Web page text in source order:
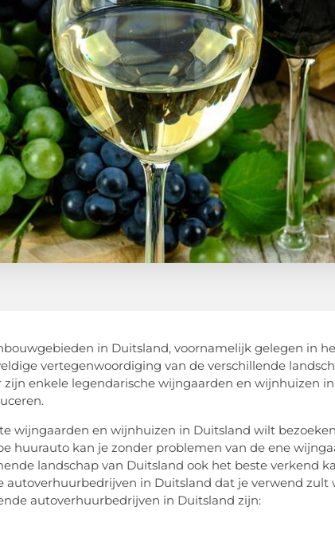
in Duitsland, voornamelijk gelegen in
vertegenwoordiging van de verschillende
zijn enkele legendarische wijngaarden en wijnhuizen
wijngaarden en wijnhuizen in Duitsland wilt
huurauto kan je zonder problemen van de ene
landschap van Duitsland ook het beste verkend
autoverhuurbedrijven in Duitsland dat je verwend zult
autoverhuurbedrijven in Duitsland zijn: